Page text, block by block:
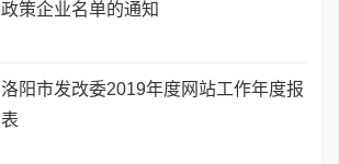
政策企业名单的通知
洛阳市发改委2019年度网站工作年度报
表